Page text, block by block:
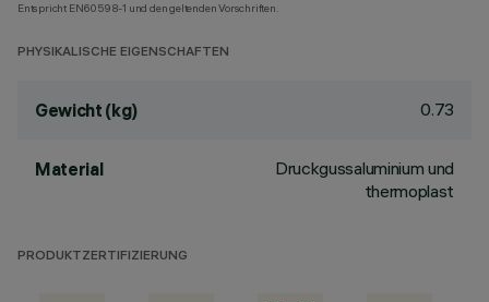
Entspricht EN60598-1 und den geltenden Vorschriften.
PHYSIKALISCHE EIGENSCHAFTEN
Gewicht (kg) 0.73
Material
Druckgussaluminium und
thermoplast
PRODUKTZERTIFIZIERUNG